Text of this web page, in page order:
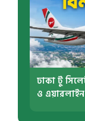
ঢাকা টু
ও